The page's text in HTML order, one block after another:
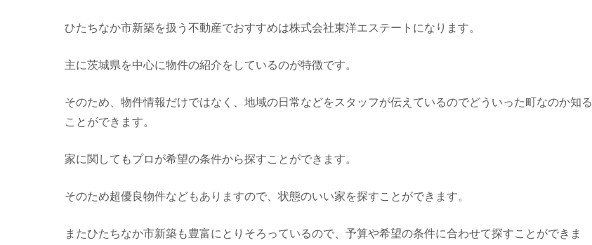
ひたちなか市新築を扱う不動産でおすすめは株式会社東洋エステートになります。
主に茨城県を中心に物件の紹介をしているのが特徴です。
そのため、物件情報だけではなく、地域の日常などをスタッフが伝えているのでどういった町なのか知る
ことができます。
家に関してもプロが希望の条件から探すことができます。
そのため超優良物件などもありますので、状態のいい家を探すことができます。
またひたちなか市新築も豊富にとりそろっているので、予算や希望の条件に合わせて探すことができま